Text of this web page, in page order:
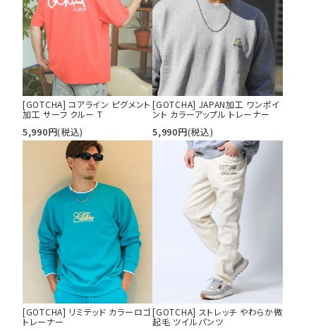
[GOTCHA] コアライン ピグメント
加工 サーフ クルー T
5,990円(税込)
[GOTCHA] JAPAN加工 ワンポイ
ント カラーアップル トレーナー
5,990円(税込)
[GOTCHA] リミテッド カラーロゴ
トレーナー
[GOTCHA] ストレッチ やわらか微
起毛 ツイルパンツ